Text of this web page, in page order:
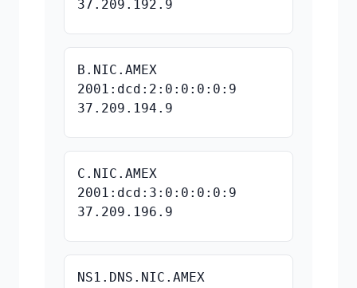
37.209.192.9
B.NIC.AMEX
2001:dcd:2:0:0:0:0:9
37.209.194.9
C.NIC.AMEX
2001:dcd:3:0:0:0:0:9
37.209.196.9
NS1.DNS.NIC.AMEX